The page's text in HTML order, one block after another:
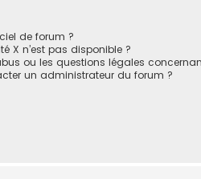
de forum ?
X n’est pas disponible ?
ou les questions légales
un administrateur du forum ?